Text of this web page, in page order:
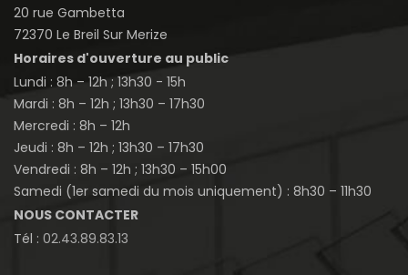
20 rue Gambetta
72370 Le Breil Sur Merize
Horaires d'ouverture au public
Lundi : 8h – 12h ; 13h30 - 15h
Mardi : 8h – 12h ; 13h30 – 17h30
Mercredi : 8h – 12h
Jeudi : 8h – 12h ; 13h30 – 17h30
Vendredi : 8h – 12h ; 13h30 – 15h00
Samedi (1er samedi du mois uniquement) : 8h30 – 11h30
NOUS CONTACTER
Tél : 02.43.89.83.13